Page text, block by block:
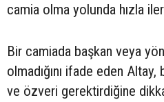
camia olma yolunda hızla
Bir camiada başkan veya
olmadığını ifade eden
ve özveri gerektirdiğine